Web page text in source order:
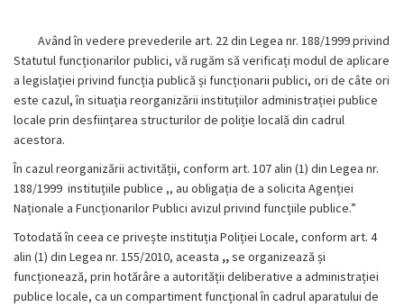
Având în vedere prevederile art. 22 din Legea nr. 188/1999 privind
Statutul funcționarilor publici, vă rugăm să verificați modul de aplicare
a legislației privind funcția publică și funcționarii publici, ori de câte ori
este cazul, în situația reorganizării instituțiilor administrației publice
locale prin desființarea structurilor de poliție locală din cadrul
acestora.
În cazul reorganizării activității, conform art. 107 alin (1) din Legea nr.
188/1999 instituțiile publice ,, au obligația de a solicita Agenției
Naționale a Funcționarilor Publici avizul privind funcțiile publice.”
Totodată în ceea ce privește instituția Poliției Locale, conform art. 4
alin (1) din Legea nr. 155/2010, aceasta ,,se organizează și
funcționează, prin hotărâre a autorității deliberative a administrației
publice locale, ca un compartiment funcțional în cadrul aparatului de